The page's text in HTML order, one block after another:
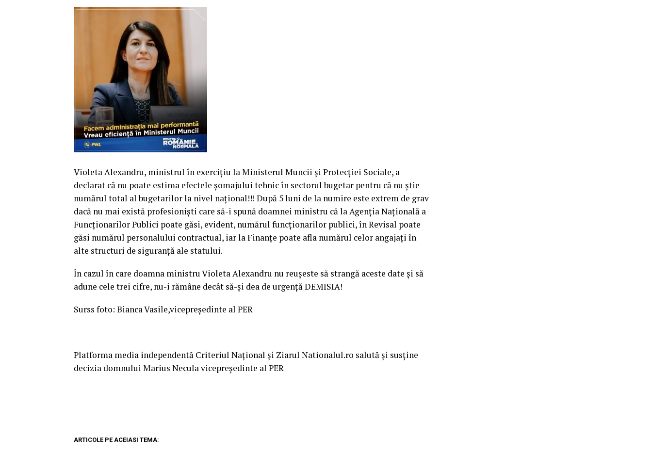
Violeta Alexandru, ministrul în exerciţiu la Ministerul Muncii şi Protecţiei Sociale, a
declarat că nu poate estima efectele şomajului tehnic în sectorul bugetar pentru că nu ştie
numărul total al bugetarilor la nivel naţional!!! După 5 luni de la numire este extrem de grav
dacă nu mai există profesionişti care să-i spună doamnei ministru că la Agenția Națională a
Funcționarilor Publici poate găsi, evident, numărul funcționarilor publici, în Revisal poate
găsi numărul personalului contractual, iar la Finanțe poate afla numărul celor angajaţi în
alte structuri de siguranță ale statului.
În cazul în care doamna ministru Violeta Alexandru nu reuşeste să strangă aceste date şi să
adune cele trei cifre, nu-i rămâne decât să-şi dea de urgenţă DEMISIA!
Surss foto: Bianca Vasile,vicepreședinte al PER
Platforma media independentă Criteriul Național și Ziarul Nationalul.ro salută și susține
decizia domnului Marius Necula vicepreședinte al PER
ARTICOLE PE ACEIASI TEMA: